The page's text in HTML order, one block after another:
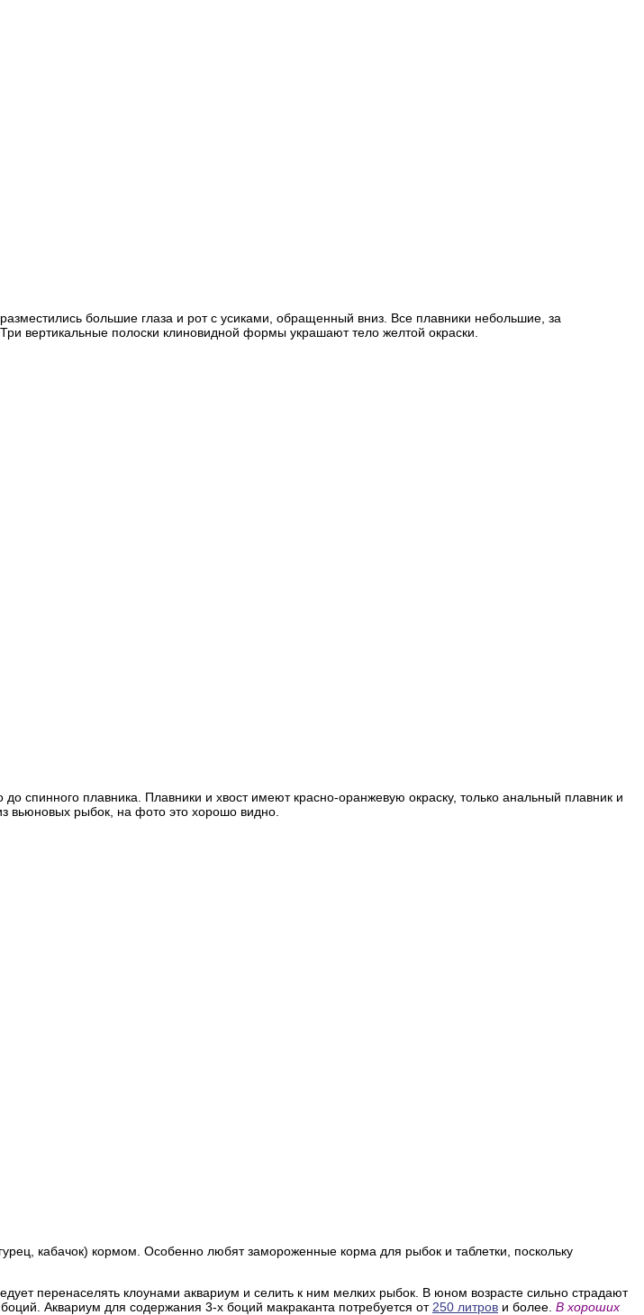
большие глаза и рот с усиками, обращенный вниз. Все плавники небольшие, за
вертикальные полоски клиновидной формы украшают тело желтой окраски.
спинного плавника. Плавники и хвост имеют красно-оранжевую окраску, только анальный плавник и
вьюновых рыбок, на фото это хорошо видно.
кабачок) кормом. Особенно любят замороженные корма для рыбок и таблетки, поскольку
перенаселять клоунами аквариум и селить к ним мелких рыбок. В юном возрасте сильно страдают
Аквариум для содержания 3-х боций макраканта потребуется от 250 литров и более. В хороших